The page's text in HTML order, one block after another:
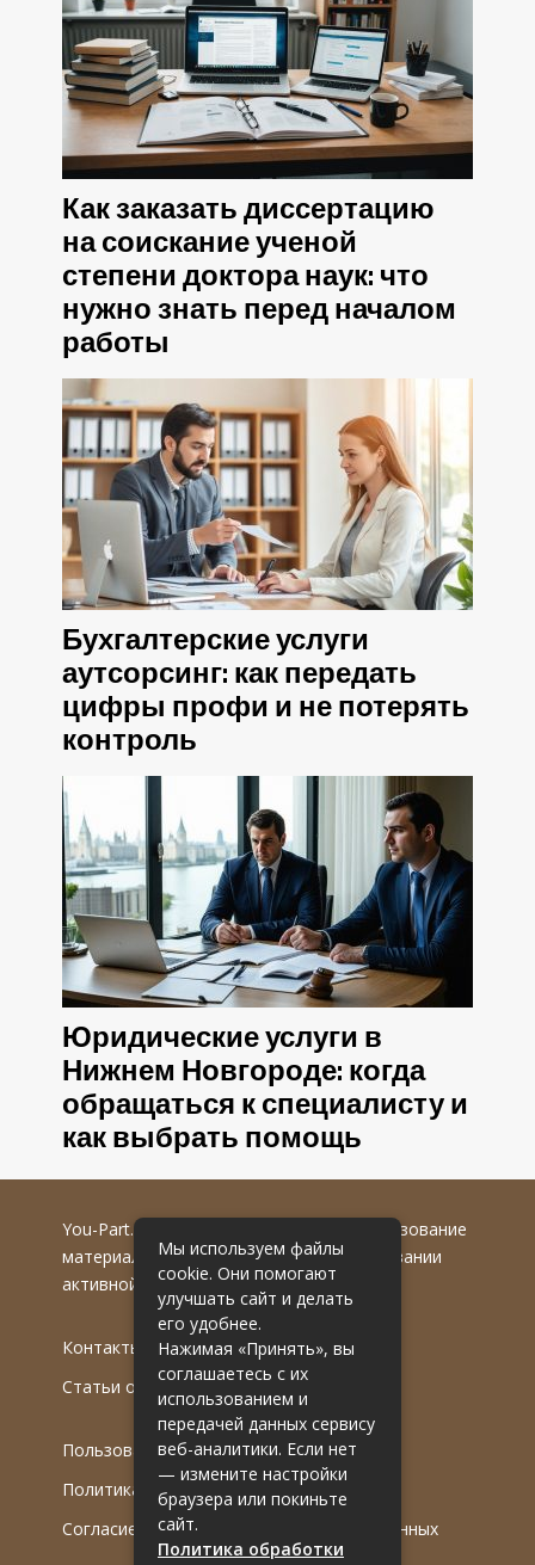
Как заказать диссертацию
на соискание ученой
степени доктора наук: что
нужно знать перед началом
работы
Бухгалтерские услуги
аутсорсинг: как передать
цифры профи и не потерять
контроль
Юридические услуги в
Нижнем Новгороде: когда
обращаться к специалисту и
как выбрать помощь
You-Part.ru
© 2016-2022 гг. Любое использование
материалов допускается только при указании
активной гиперссылки на первоисточник.
Контакты
Статьи от эксперта
Пользовательское соглашение
Политика обработки ПДн
Согласие на обработку персональных данных
Мы используем файлы
cookie. Они помогают
улучшать сайт и делать
его удобнее.
Нажимая «Принять», вы
соглашаетесь с их
использованием и
передачей данных сервису
веб-аналитики. Если нет
— измените настройки
браузера или покиньте
сайт.
Политика обработки